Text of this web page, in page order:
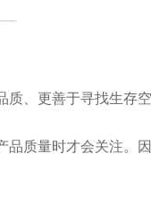
、更善于寻找生存空
质量时才会关注。